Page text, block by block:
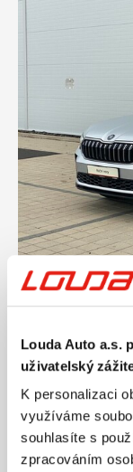
Louda Auto a.s.
uživatelský
K personalizaci
využíváme
souhlasíte s
zpracováním
Ročník2024
ŠKODA
Nájezd
25 049 km
Diesel
1 099 990 Kč
Přidat k